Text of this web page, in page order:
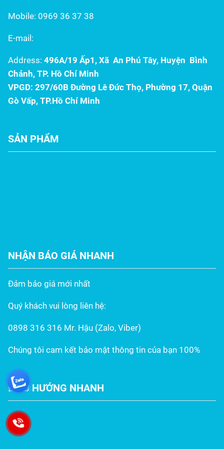
Mobile: 0969 36 37 38
E-mail:
Address: 496A/19 Ấp1, Xã An Phú Tây, Huyện Bình
Chánh, TP. Hồ Chí Minh
VPGD: 297/60B Đường Lê Đức Thọ, Phường 17, Quận
Gò Vấp, TP.Hồ Chí Minh
SẢN PHẨM
NHẬN BÁO GIÁ NHANH
Đảm bảo giá mới nhất
Quý khách vui lòng liên hệ:
0898 316 316 Mr. Hậu (Zalo, Viber)
Chúng tôi cam kết bảo mật thông tin của bạn 100%
ĐIỀU HƯỚNG NHANH
Trang chủ
Giới thiệu